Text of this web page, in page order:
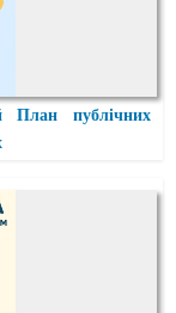
План публічних